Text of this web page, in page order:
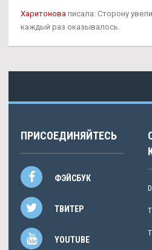
Харитонова писала: Сторону
каждый раз оказывалось.
ПРИСОЕДИНЯЙТЕСЬ
ФЭЙСБУК
ТВИТЕР
YOUTUBE